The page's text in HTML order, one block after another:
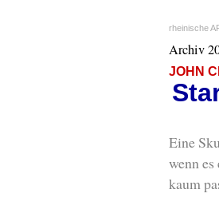
rheinische
Archiv
JOHN
Eine
wenn
kaum